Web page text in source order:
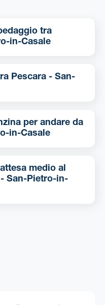
tra
in-Casale
per andare da
in-Casale
medio al